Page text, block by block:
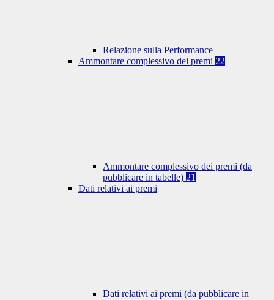
Relazione sulla Performance
Ammontare complessivo dei premi 22
Ammontare complessivo dei premi (da
pubblicare in tabelle) 21
Dati relativi ai premi
Dati relativi ai premi (da pubblicare in